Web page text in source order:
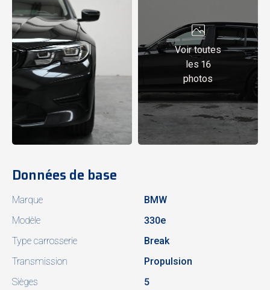
Voir toutes
les 16
photos
Données de base
Marque
BMW
Modèle
330e
Type carrosserie
Break
Transmission
Propulsion
Sièges
5